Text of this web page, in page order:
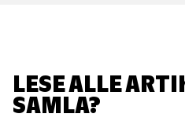
LESE ALLE
SAMLA?